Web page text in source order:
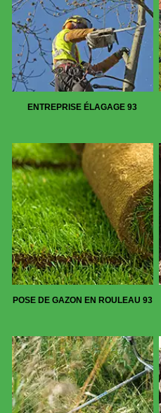
ENTREPRISE ÉLAGAGE 93
POSE DE GAZON EN ROULEAU 93